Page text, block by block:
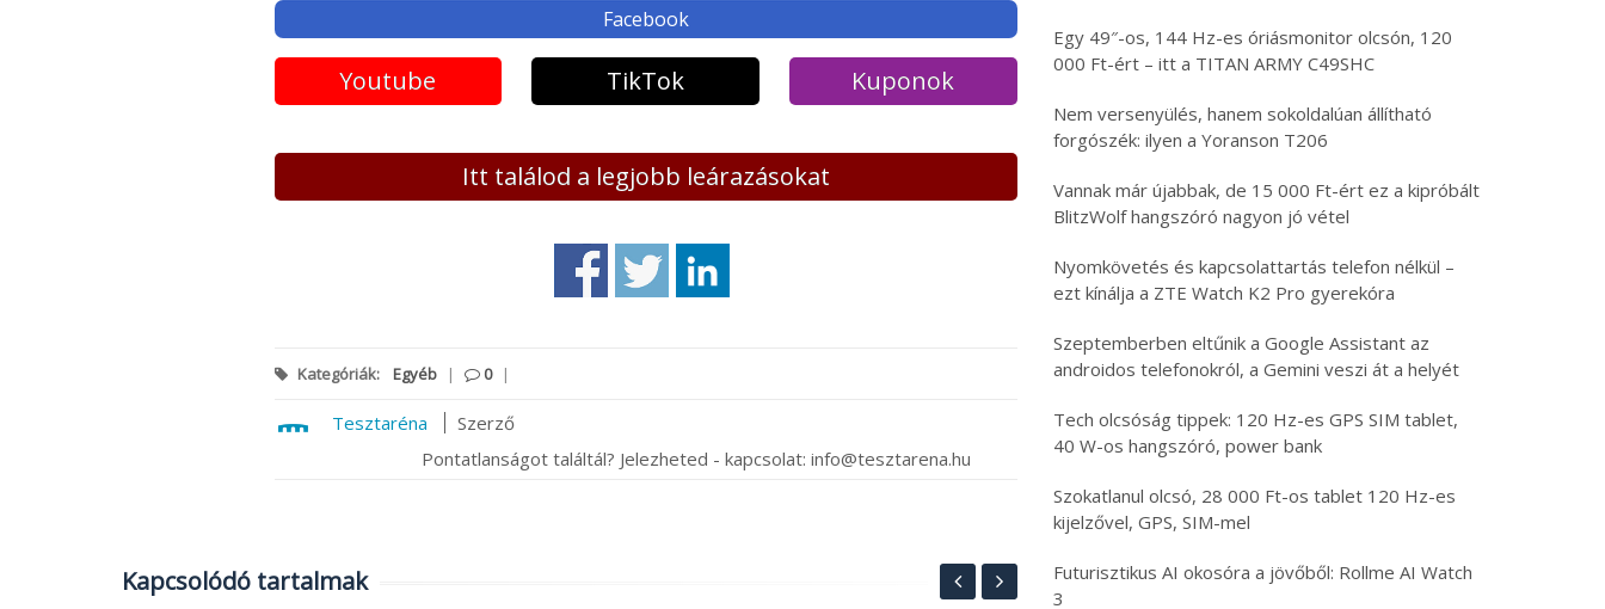
Facebook
Youtube TikTok Kuponok
Itt találod a legjobb leárazásokat
Kategóriák: Egyéb | 0 |
Tesztaréna
Szerző
Pontatlanságot találtál? Jelezheted - kapcsolat: info@tesztarena.hu
Kapcsolódó tartalmak
Egy 49″-os, 144 Hz-es óriásmonitor olcsón, 120
000 Ft-ért – itt a TITAN ARMY C49SHC
Nem versenyülés, hanem sokoldalúan állítható
forgószék: ilyen a Yoranson T206
Vannak már újabbak, de 15 000 Ft-ért ez a kipróbált
BlitzWolf hangszóró nagyon jó vétel
Nyomkövetés és kapcsolattartás telefon nélkül –
ezt kínálja a ZTE Watch K2 Pro gyerekóra
Szeptemberben eltűnik a Google Assistant az
androidos telefonokról, a Gemini veszi át a helyét
Tech olcsóság tippek: 120 Hz-es GPS SIM tablet,
40 W-os hangszóró, power bank
Szokatlanul olcsó, 28 000 Ft-os tablet 120 Hz-es
kijelzővel, GPS, SIM-mel
Futurisztikus AI okosóra a jövőből: Rollme AI Watch
3